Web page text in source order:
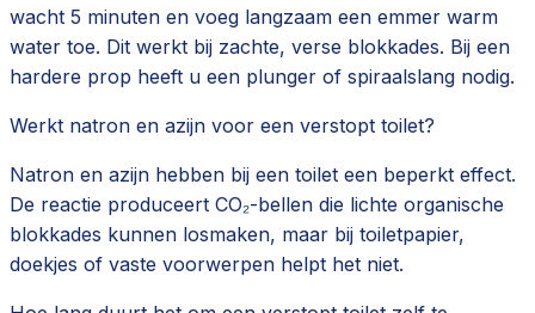
wacht 5 minuten en voeg langzaam een emmer warm
water toe. Dit werkt bij zachte, verse blokkades. Bij een
hardere prop heeft u een plunger of spiraalslang nodig.
Werkt natron en azijn voor een verstopt toilet?
Natron en azijn hebben bij een toilet een beperkt effect.
De reactie produceert CO₂-bellen die lichte organische
blokkades kunnen losmaken, maar bij toiletpapier,
doekjes of vaste voorwerpen helpt het niet.